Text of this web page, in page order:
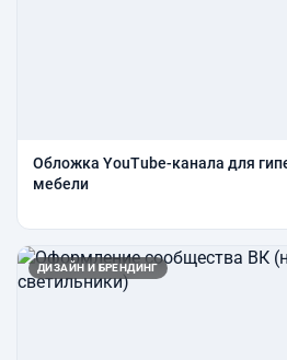
Обложка YouTube-канала для
мебели
ДИЗАЙН И БРЕНДИНГ